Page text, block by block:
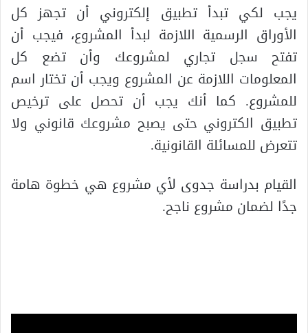
يجب لكي تبدأ تطبيق إلكتروني أن تجهز كل
الأوراق الرسمية اللازمة لبدأ المشروع، فيجب أن
تفتح سجل تجاري لمشروعك وأن تضع كل
المعلومات اللازمة عن المشروع ويجب أن تختار اسم
للمشروع. كما أنك يجب أن تحصل على ترخيص
تطبيق الكتروني حتى يصبح مشروعك قانوني ولا
تتعرض للمسائلة القانونية.
القيام بدراسة جدوى لأي مشروع هي خطوة هامة
جدًا لضمان مشروع ناجح.